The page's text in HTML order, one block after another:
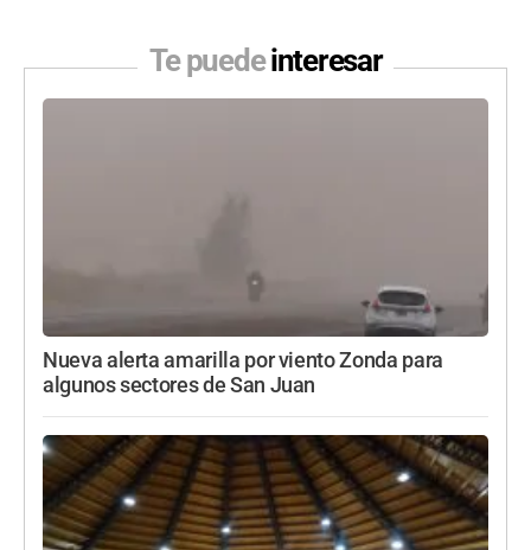
Te puedeinteresar
Nueva alerta amarilla por viento Zonda para
algunos sectores de San Juan